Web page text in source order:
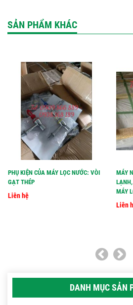
SẢN PHẨM KHÁC
PHỤ KIỆN CỦA MÁY LỌC NƯỚC: VÒI
GẠT THÉP
Liên hệ
MÁY
MÁY
Liên
DANH MỤC SẢN